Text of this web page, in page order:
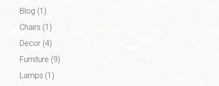
Blog (1)
Chairs (1)
Decor (4)
Furniture (9)
Lamps (1)